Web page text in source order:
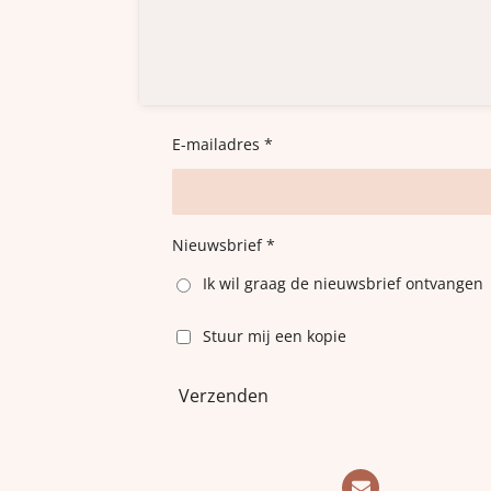
E-mailadres *
Nieuwsbrief *
Ik wil graag de nieuwsbrief ontvangen
Stuur mij een kopie
Verzenden